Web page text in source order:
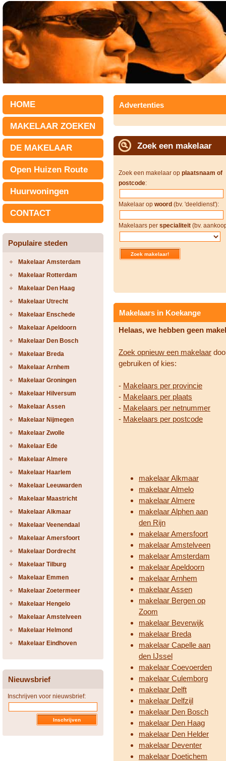
HOME
MAKELAAR ZOEKEN
DE MAKELAAR
Open Huizen Route
Huurwoningen
CONTACT
Populaire steden
Makelaar Amsterdam
Makelaar Rotterdam
Makelaar Den Haag
Makelaar Utrecht
Makelaar Enschede
Makelaar Apeldoorn
Makelaar Den Bosch
Makelaar Breda
Makelaar Arnhem
Makelaar Groningen
Makelaar Hilversum
Makelaar Assen
Makelaar Nijmegen
Makelaar Zwolle
Makelaar Ede
Makelaar Almere
Makelaar Haarlem
Makelaar Leeuwarden
Makelaar Maastricht
Makelaar Alkmaar
Makelaar Veenendaal
Makelaar Amersfoort
Makelaar Dordrecht
Makelaar Tilburg
Makelaar Emmen
Makelaar Zoetermeer
Makelaar Hengelo
Makelaar Amstelveen
Makelaar Helmond
Makelaar Eindhoven
Nieuwsbrief
Inschrijven voor nieuwsbrief:
Advertenties
Zoek een makelaar
Zoek een makelaar op plaatsnaam of
postcode:
Makelaar op woord (bv. 'deeldienst'):
Makelaars per specialiteit (bv.
Makelaars in Koekange
Helaas, we hebben geen
Zoek opnieuw een makelaar
gebruiken of kies:
- Makelaars per provincie
- Makelaars per plaats
- Makelaars per netnummer
- Makelaars per postcode
makelaar Alkmaar
makelaar Almelo
makelaar Almere
makelaar Alphen aan
den Rijn
makelaar Amersfoort
makelaar Amstelveen
makelaar Amsterdam
makelaar Apeldoorn
makelaar Arnhem
makelaar Assen
makelaar Bergen op
Zoom
makelaar Beverwijk
makelaar Breda
makelaar Capelle aan
den IJssel
makelaar Coevoerden
makelaar Culemborg
makelaar Delft
makelaar Delfzijl
makelaar Den Bosch
makelaar Den Haag
makelaar Den Helder
makelaar Deventer
makelaar Doetichem